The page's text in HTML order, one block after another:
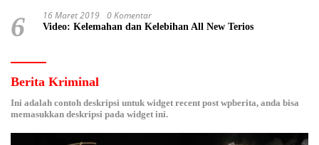
6 16 Maret 2019 0 Komentar
Video: Kelemahan dan Kelebihan All New Terios
Berita Kriminal
Ini adalah contoh deskripsi untuk widget recent post wpberita, anda bisa
memasukkan deskripsi pada widget ini.